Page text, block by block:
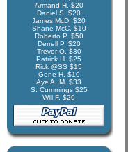
Armand H. $20
Daniel S. $20
James McD. $20
Shane McC. $10
Roberto P. $50
Derrell P. $20
Trevor O. $30
Patrick H. $25
Rick @SS $15
Gene H. $10
Aye A. M. $33
S. Cummings $25
Will F. $20